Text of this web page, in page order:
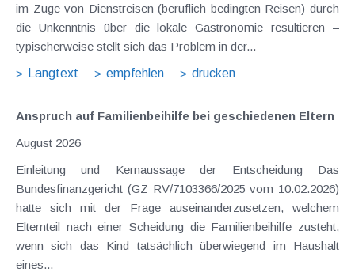
im Zuge von Dienstreisen (beruflich bedingten Reisen) durch
die Unkenntnis über die lokale Gastronomie resultieren –
typischerweise stellt sich das Problem in der...
Langtext
empfehlen drucken
Anspruch auf Familienbeihilfe bei geschiedenen Eltern
August 2026
Einleitung und Kernaussage der Entscheidung Das
Bundesfinanzgericht (GZ RV/7103366/2025 vom 10.02.2026)
hatte sich mit der Frage auseinanderzusetzen, welchem
Elternteil nach einer Scheidung die Familienbeihilfe zusteht,
wenn sich das Kind tatsächlich überwiegend im Haushalt
eines...